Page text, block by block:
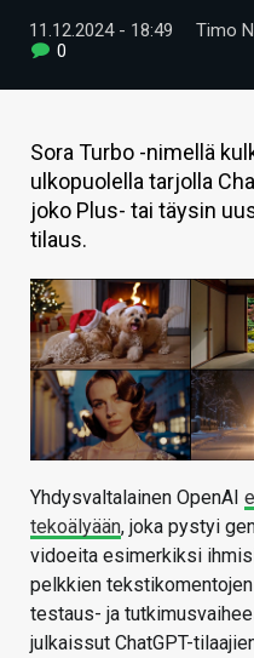
TECHBBS
KAUPPA
VAIHDA TEEMA
HAKU
11.12.2024 - 18:49 Timo
0
Sora Turbo -nimellä
ulkopuolella tarjolla
joko Plus- tai täysin
tilaus.
Yhdysvaltalainen OpenAI
tekoälyään, joka pystyi
vidoeita esimerkiksi
pelkkien
testaus- ja
julkaissut ChatGPT-